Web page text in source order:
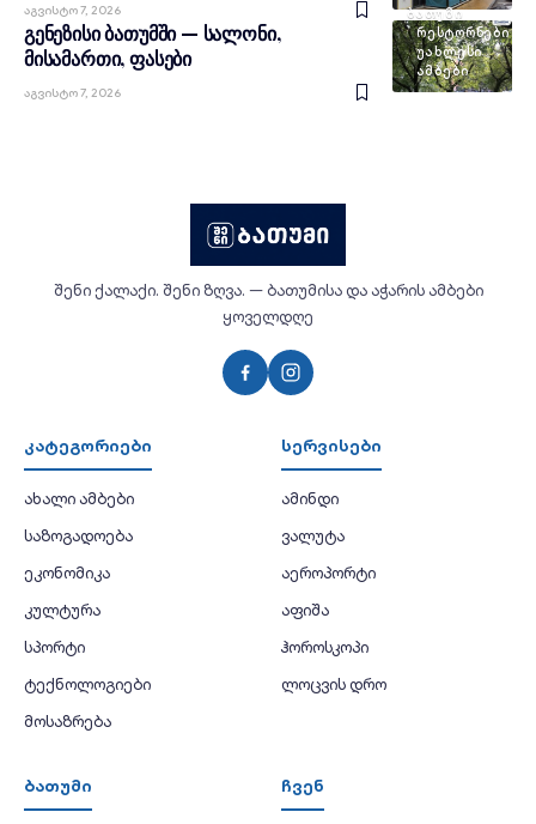
Აგვისტო 7, 2026
ᲑᲐᲗᲣᲛᲘ
ᲠᲔᲡᲢᲝᲠᲜᲔᲑᲘ
ᲣᲐᲮᲚᲔᲡᲘ
ᲐᲛᲑᲔᲑᲘ
გენეზისი ბათუმში — სალონი,
მისამართი, ფასები
Აგვისტო 7, 2026
შენი ქალაქი. შენი ზღვა. — ბათუმისა და აჭარის ამბები
ყოველდღე
კატეგორიები
ახალი ამბები
საზოგადოება
ეკონომიკა
კულტურა
სპორტი
ტექნოლოგიები
მოსაზრება
სერვისები
ამინდი
ვალუტა
აეროპორტი
აფიშა
ჰოროსკოპი
ლოცვის დრო
ბათუმი ჩვენ